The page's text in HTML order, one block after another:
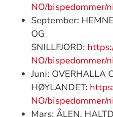
NO/bispedommer/
September:
OG
SNILLFJORD:
NO/bispedommer/
Juni: OVERHALLA
HØYLANDET:
NO/bispedommer/
Mars: ÅLEN,